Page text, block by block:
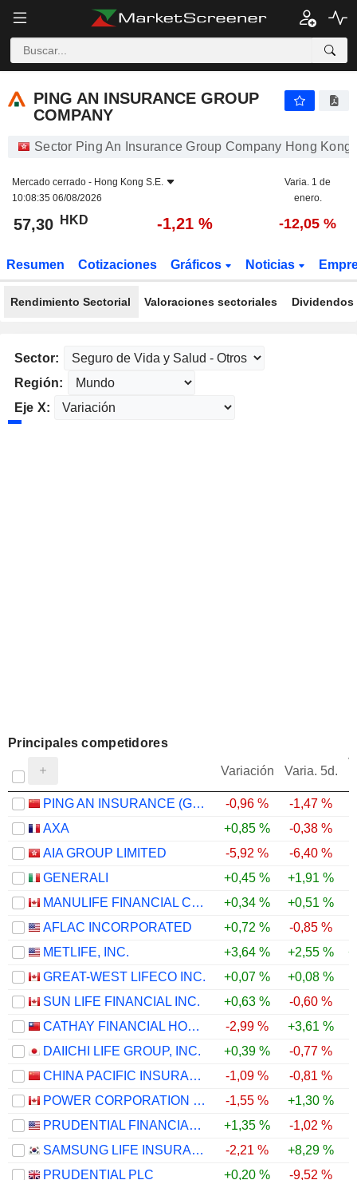
PING AN INSURANCE GROUP
COMPANY
Sector Ping An Insurance Group Company Hong Kong
Mercado cerrado - Hong Kong S.E.
10:08:35 06/08/2026
Varia. 1 de
enero.
57,30 HKD -1,21 % -12,05 %
Resumen Cotizaciones Gráficos Noticias
Rendimiento Sectorial Valoraciones sectoriales
Sector:
Región:
Eje X:
Principales competidores
Variación Varia. 5d.
PING AN INSURANCE (GROUP) COMPANY OF CHINA, LTD. -0,96 % -1,47 %
AXA
+0,85 % -0,38 %
AIA GROUP LIMITED
-5,92 % -6,40 %
GENERALI
+0,45 % +1,91 %
MANULIFE FINANCIAL CORPORATION
+0,34 % +0,51 %
AFLAC INCORPORATED
+0,72 % -0,85 %
METLIFE, INC.
+3,64 % +2,55 %
GREAT-WEST LIFECO INC.
+0,07 % +0,08 %
SUN LIFE FINANCIAL INC.
+0,63 % -0,60 %
CATHAY FINANCIAL HOLDING CO., LTD.
-2,99 % +3,61 %
DAIICHI LIFE GROUP, INC.
+0,39 % -0,77 %
CHINA PACIFIC INSURANCE (GROUP) CO., LTD.
-1,09 % -0,81 %
POWER CORPORATION OF CANADA
-1,55 % +1,30 %
PRUDENTIAL FINANCIAL, INC.
+1,35 % -1,02 %
SAMSUNG LIFE INSURANCE CO., LTD.
-2,21 % +8,29 %
PRUDENTIAL PLC
+0,20 % -9,52 %